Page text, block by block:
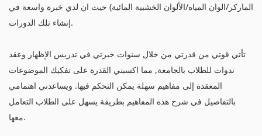
الماركر/الوان المياه/الألوان الخشبية المائية) حيث ان لدي خبرة واسعة في
إنشاء تلك الدورات.
تأتي قوتي من قدرتي من خلال سنوات خبرتي في تدريس الإظهار وعقد
ندوات للطلاب بالجامعة, مما اكسبني القدرة على تفكيك الموضوعات
المعقدة إلى مفاهيم سهلة يمكن التحكم فيها. ويساعدني اهتمامي
بالتفاصيل في شرح هذه المفاهيم بطريقة يسهل على الطلاب التعامل
معها.